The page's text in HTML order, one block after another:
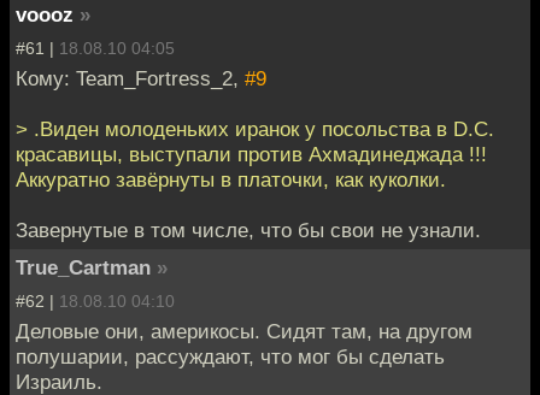
voooz »
#61 | 18.08.10 04:05
Кому: Team_Fortress_2, #9
> .Виден молоденьких иранок у посольства в D.C.
красавицы, выступали против Ахмадинеджада !!!
Аккуратно завёрнуты в платочки, как куколки.
Завернутые в том числе, что бы свои не узнали.
True_Cartman »
#62 | 18.08.10 04:10
Деловые они, америкосы. Сидят там, на другом
полушарии, рассуждают, что мог бы сделать
Израиль.